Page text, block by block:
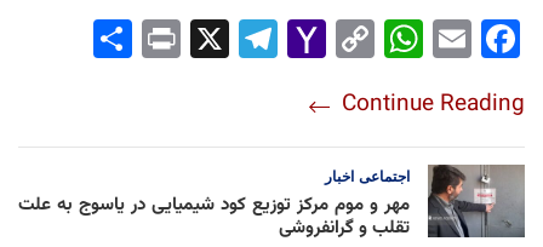
Fac
ok
Em
Wh
Ap
p
Co
Lin
k
Yah
l
Tel
Pri
Continue Reading
اجتماعی اخبار
مهر و موم مرکز توزیع کود شیمیایی در یاسوج به علت
تقلب و گرانفروشی